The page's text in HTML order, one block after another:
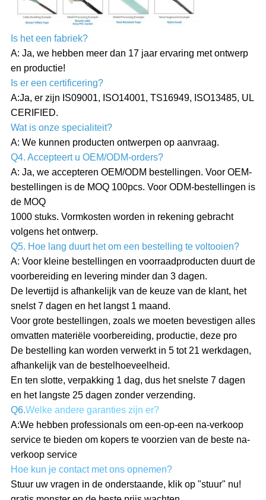
Is het een fabriek?
A: Ja, we hebben meer dan 17 jaar ervaring met ontwerp
en productie!
Is er een certificering?
A:Ja, er zijn IS09001, ISO14001, TS16949, ISO13485, UL
CERIFIED.
Wat is onze specialiteit?
A: We kunnen producten ontwerpen op aanvraag.
Q4. Accepteert u OEM/ODM-orders?
A: Ja, we accepteren OEM/ODM bestellingen. Voor OEM-
bestellingen is de MOQ 100pcs. Voor ODM-bestellingen is
de MOQ
1000 stuks. Vormkosten worden in rekening gebracht
volgens het ontwerp.
Q5. Hoe lang duurt het om een bestelling te voltooien?
A: Voor kleine bestellingen en voorraadproducten duurt de
voorbereiding en levering minder dan 3 dagen.
De levertijd is afhankelijk van de keuze van de klant, het
snelst 7 dagen en het langst 1 maand.
Voor grote bestellingen, zoals we moeten bevestigen alles
omvatten materiële voorbereiding, productie, deze pro
De bestelling kan worden verwerkt in 5 tot 21 werkdagen,
afhankelijk van de bestelhoeveelheid.
En ten slotte, verpakking 1 dag, dus het snelste 7 dagen
en het langste 25 dagen zonder verzending.
Q6.Welke andere garanties zijn er?
A:We hebben professionals om een-op-een na-verkoop
service te bieden om kopers te voorzien van de beste na-
verkoop service
Hoe kun je contact met ons opnemen?
Stuur uw vragen in de onderstaande, klik op "stuur" nu!